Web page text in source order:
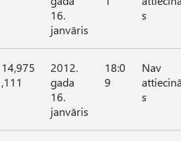
16.
janvāris
s
14,975
,111
2012.
gada
16.
janvāris
18:0
9
Nav
s